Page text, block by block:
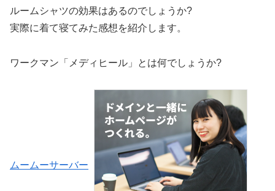
ルームシャツの効果はあるのでしょうか?
実際に着て寝てみた感想を紹介します。
ワークマン「メディヒール」とは何でしょうか?
ムームーサーバー